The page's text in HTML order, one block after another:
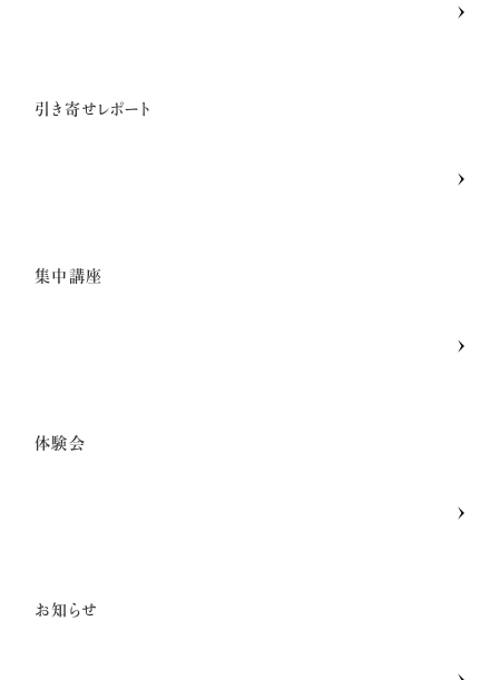
億楽®ストーリー
講座卒業生の喜びの声
引き寄せレポート
集中講座
体験会
お知らせ